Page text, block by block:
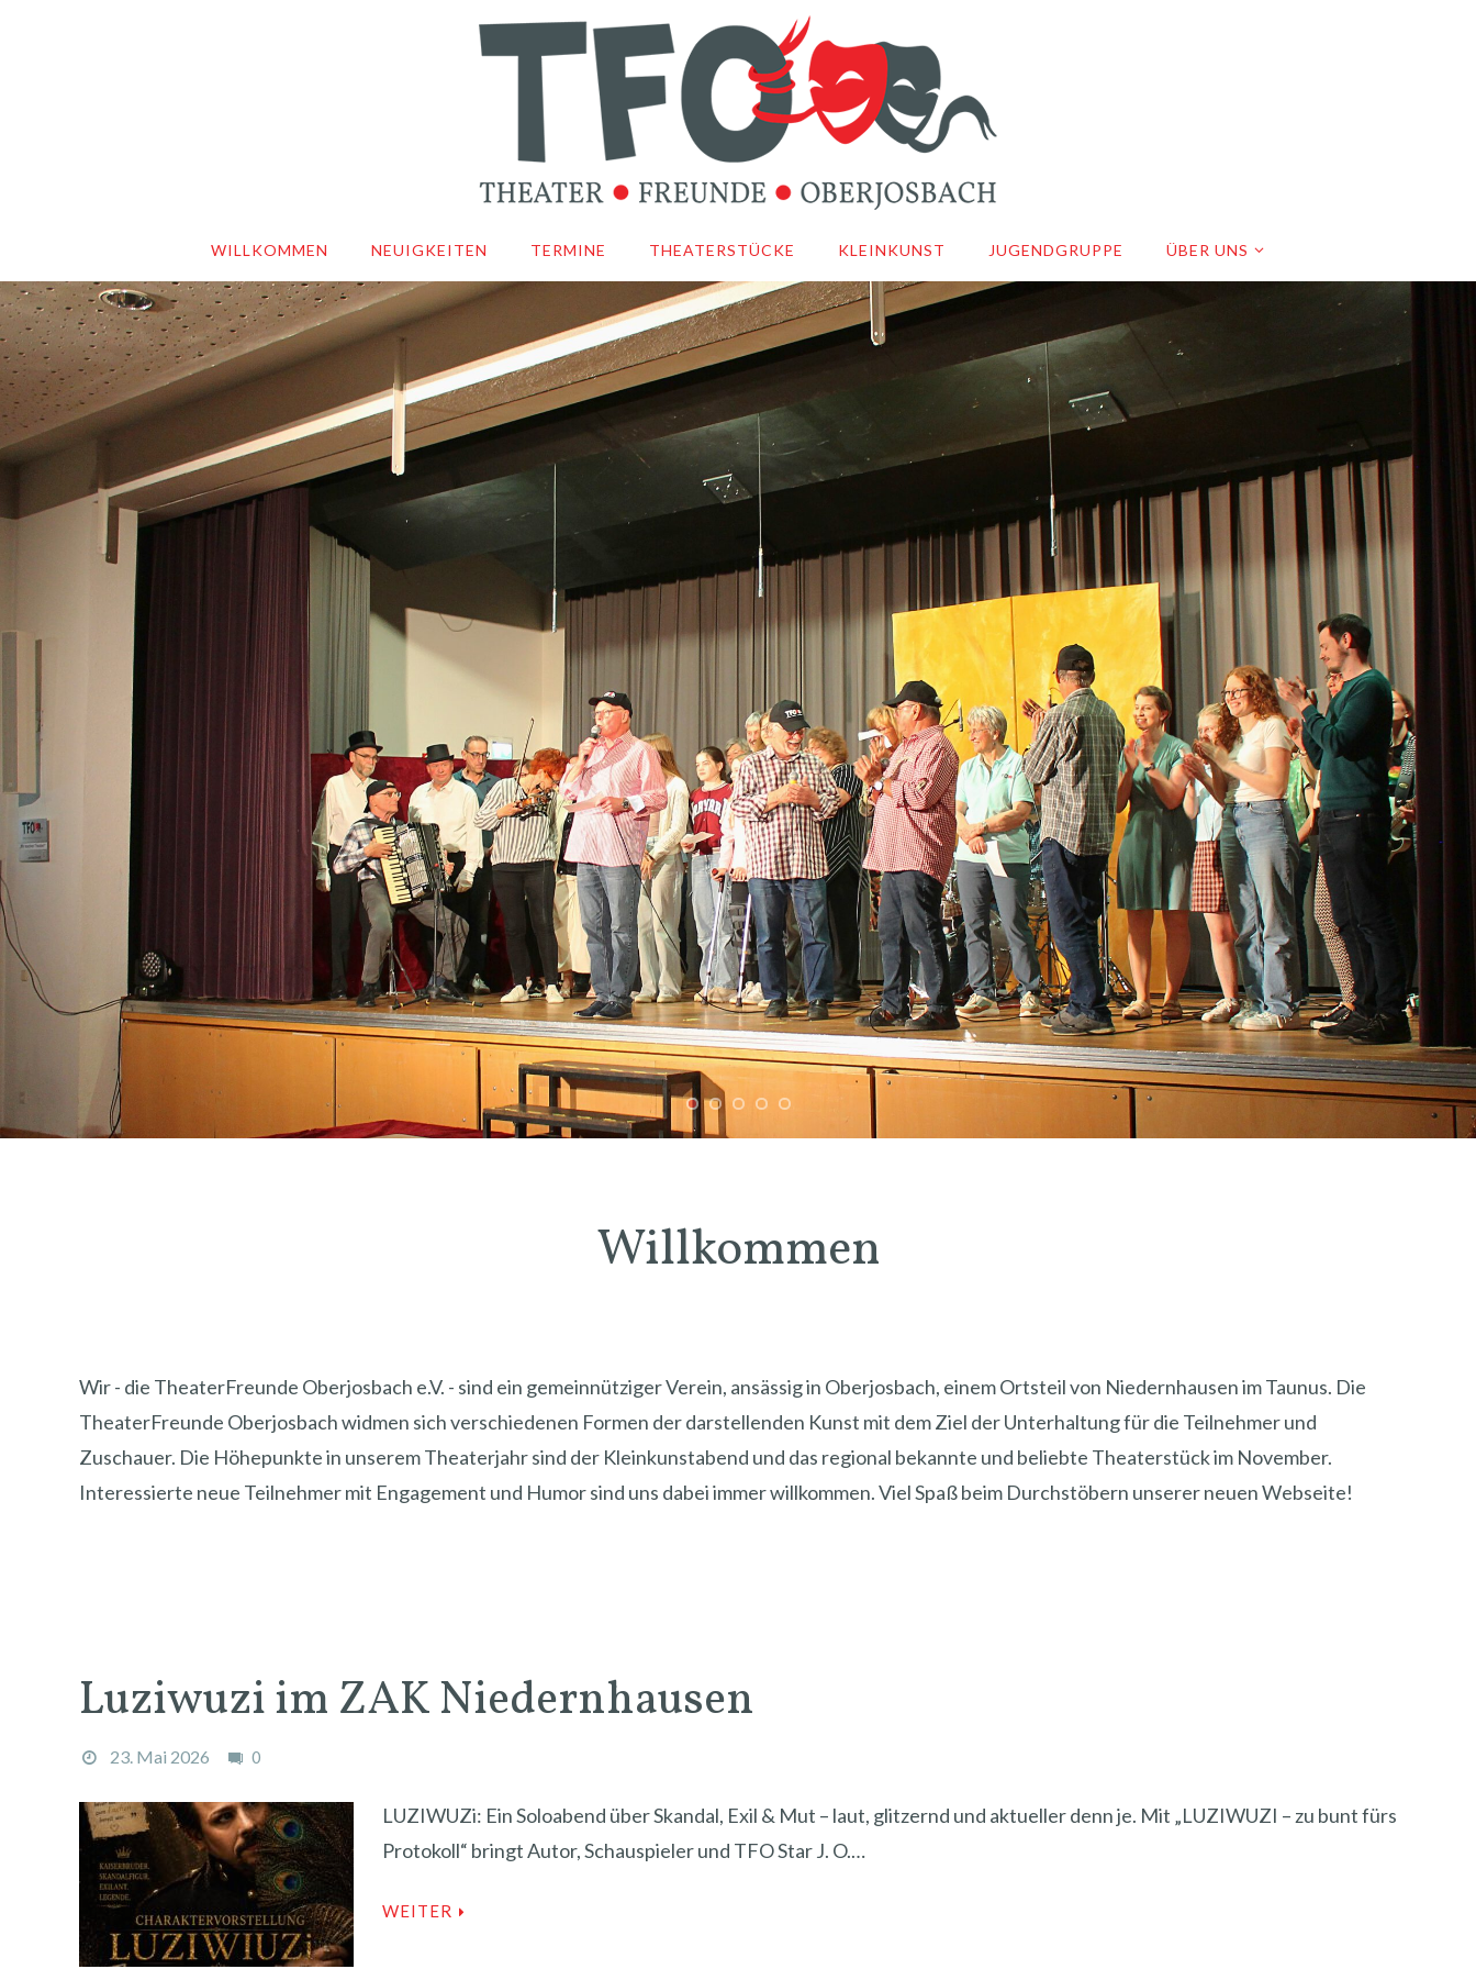
WILLKOMMEN NEUIGKEITEN TERMINE THEATERSTÜCKE KLEINKUNST JUGENDGRUPPE ÜBER UNS
Willkommen
Wir - die TheaterFreunde Oberjosbach e.V. - sind ein gemeinnütziger Verein, ansässig in Oberjosbach, einem Ortsteil von Niedernhausen im Taunus. Die
TheaterFreunde Oberjosbach widmen sich verschiedenen Formen der darstellenden Kunst mit dem Ziel der Unterhaltung für die Teilnehmer und
Zuschauer. Die Höhepunkte in unserem Theaterjahr sind der Kleinkunstabend und das regional bekannte und beliebte Theaterstück im November.
Interessierte neue Teilnehmer mit Engagement und Humor sind uns dabei immer willkommen. Viel Spaß beim Durchstöbern unserer neuen Webseite!
Luziwuzi im ZAK Niedernhausen
23. Mai 2026 0
LUZIWUZi: Ein Soloabend über Skandal, Exil & Mut – laut, glitzernd und aktueller denn je. Mit „LUZIWUZI – zu bunt fürs
Protokoll“ bringt Autor, Schauspieler und TFO Star J. O.…
WEITER